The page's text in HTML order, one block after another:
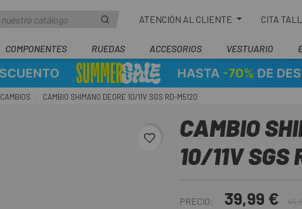
ATENCIÓN AL CLIENTE CITA
COMPONENTES RUEDAS ACCESORIOS VESTUARIO
CAMBIOS CAMBIO SHIMANO DEORE 10/11V SGS RD-M5120
favorite_border
CAMBIO
10/11V SGS
PRECIO: 39,99 €